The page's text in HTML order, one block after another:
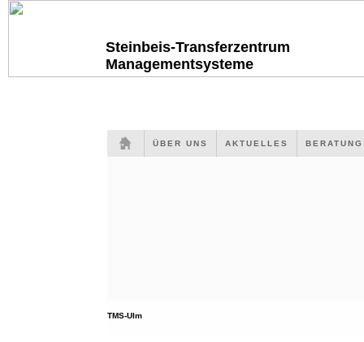
Steinbeis-Transferzentrum
Managementsysteme
ÜBER UNS AKTUELLES
TMS-Ulm